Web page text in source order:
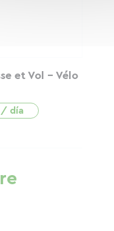
et Vol - Vélo
/ día